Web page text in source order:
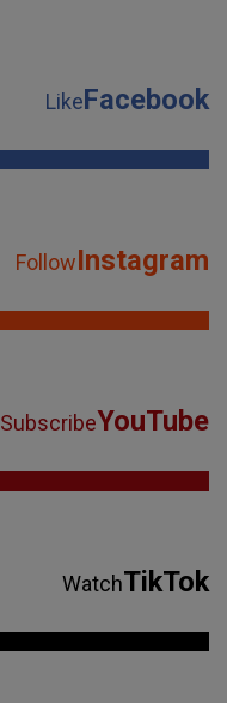
LikeFacebook
FollowInstagram
SubscribeYouTube
WatchTikTok